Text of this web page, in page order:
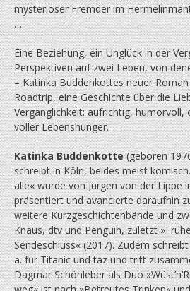
mysteriöser Fremder im
…
Eine Beziehung, ein Unglück in der
Perspektiven auf zwei Leben, von
– Katinka Buddenkottes neuer
Roadtrip, eine Geschichte über die
Vergänglichkeit: aufrichtig, humorvoll,
voller Lebenshunger.
Katinka Buddenkotte(geboren
schreibt in Köln, beides meist
alle« wurde von Jürgen von der Lippe
präsentiert und avancierte daraufhin
weitere Kurzgeschichtenbände und
Knaus, dtv und Penguin, zuletzt
Sendeschluss« (2017). Zudem
a. für Titanic und taz und tritt
Dagmar Schönleber als Duo